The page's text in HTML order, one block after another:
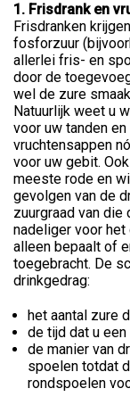
1. Frisdrank en
Frisdranken
fosforzuur
allerlei fris- en
door de
wel de zure
Natuurlijk weet u
voor uw tanden
vruchtensappen
voor uw gebit.
meeste rode en
gevolgen van de
zuurgraad van die
nadeliger voor het
alleen bepaalt of
toegebracht. De
drinkgedrag:
het aantal zure
de tijd dat u
de manier van
spoelen totdat
rondspoelen